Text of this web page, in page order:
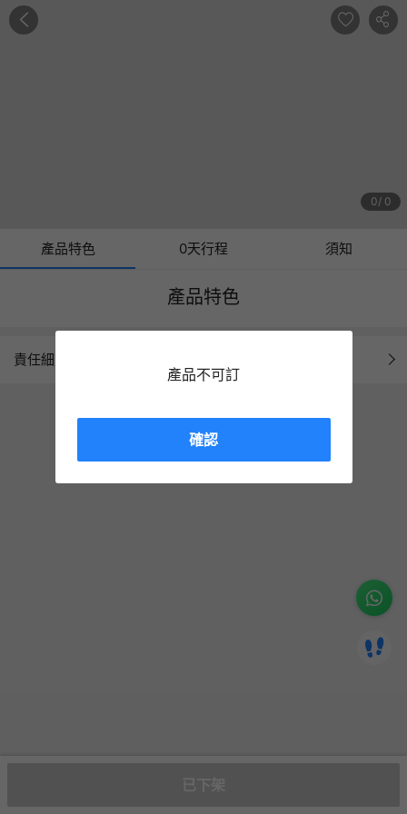
0 0
產品特色 0天行程 須知
產品特色
責任細則
產品不可訂
確認